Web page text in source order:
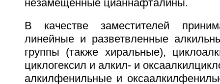
незамещенные цианнафталины.
В качестве заместителей
линейные и разветвленные
группы (также хиральные),
циклогексил и алкил- и
алкилфенильные и